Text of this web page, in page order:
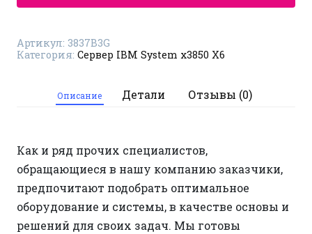
Артикул: 3837B3G
Категория: Сервер IBM System x3850 X6
Описание Детали Отзывы (0)
Как и ряд прочих специалистов,
обращающиеся в нашу компанию заказчики,
предпочитают подобрать оптимальное
оборудование и системы, в качестве основы и
решений для своих задач. Мы готовы